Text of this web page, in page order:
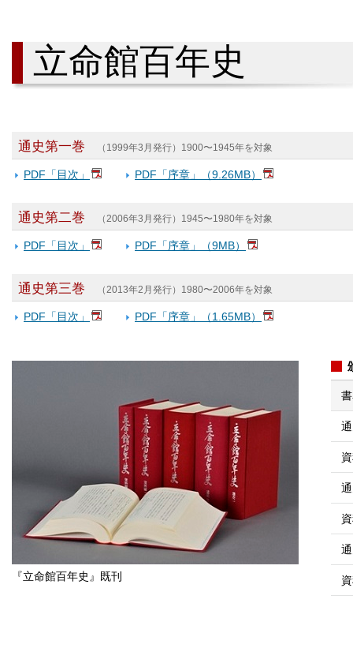
立命館百年史
通史第一巻 （1999年3月発行）1900〜1945年を対象
PDF「目次」 PDF「序章」（9.26MB）
通史第二巻 （2006年3月発行）1945〜1980年を対象
PDF「目次」 PDF「序章」（9MB）
通史第三巻 （2013年2月発行）1980〜2006年を対象
PDF「目次」 PDF「序章」（1.65MB）
『立命館百年史』既刊